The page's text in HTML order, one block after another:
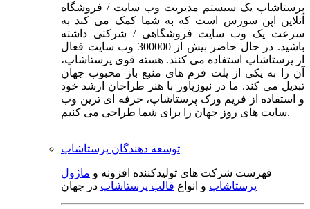
پرستاشاپ یک سیستم مدیریت وب سایت / فروشگاه
آنلاین اپن سورس است که به شما کمک می کند به
سرعت یک وب سایت فروشگاهی / شرکتی داشته
باشید. در حال حاضر بیش از 300000 وب سایت فعال
از پرستاشاپ استفاده می کنند. هسته قوی پرستاشاپ،
آن را به یکی از پلت فرم های منبع باز محبوب جهان
تبدیل می کند. ما در نیوزپاور با هنر طراحان ارشد خود
و استفاده از فریم ورک پرستاشاپ، حرفه ای ترین وب
سایت های روز جهان را برای شما طراحی می کنیم.
توسعه دهندگان پرستاشاپ
فهرست شرکت های تولیدکننده افزونه و ماژول
پرستاشاپ و انواع قالب پرستاشاپ در جهان